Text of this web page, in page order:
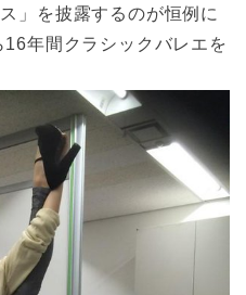
」を披露するのが恒例に
年間クラシックバレエを